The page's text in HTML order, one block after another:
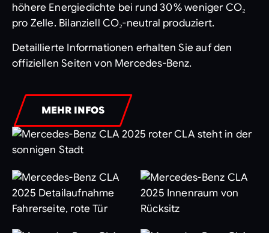
höhere Energiedichte bei rund 30 % weniger CO₂
pro Zelle. Bilanziell CO₂-neutral produziert.
Detaillierte Informationen erhalten Sie auf den
offiziellen Seiten von Mercedes-Benz.
MEHR INFOS